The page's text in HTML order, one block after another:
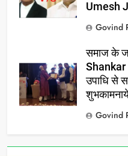
Umesh
Govind
समाज के
Shankar
उपाधि से
Govind